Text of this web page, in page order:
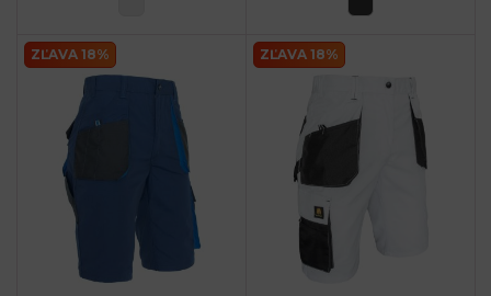
ZĽAVA 18% ZĽAVA 18%